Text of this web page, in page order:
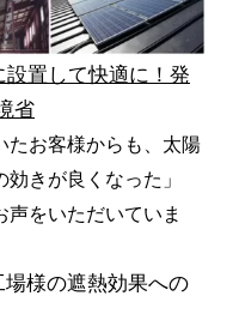
置して快適に！発
省
たお客様からも、太陽
きが良くなった」
声をいただいていま